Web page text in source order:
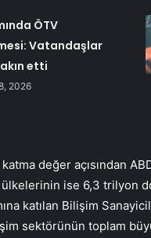
ÖTV
Vatandaşlar
etti
2026
değer açısından
ise 6,3 trilyon
katılan Bilişim
sektörünün toplam